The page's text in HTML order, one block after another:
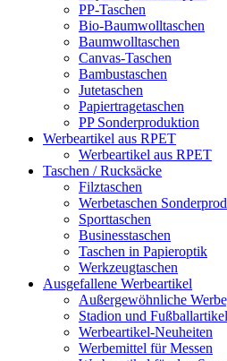
PP-Taschen
Bio-Baumwolltaschen
Baumwolltaschen
Canvas-Taschen
Bambustaschen
Jutetaschen
Papiertragetaschen
PP Sonderproduktion
Werbeartikel aus RPET
Werbeartikel aus RPET
Taschen / Rucksäcke
Filztaschen
Werbetaschen
Sporttaschen
Businesstaschen
Taschen in Papieroptik
Werkzeugtaschen
Ausgefallene Werbeartikel
Außergewöhnliche
Stadion und Fußballartikel
Werbeartikel-Neuheiten
Werbemittel für Messen